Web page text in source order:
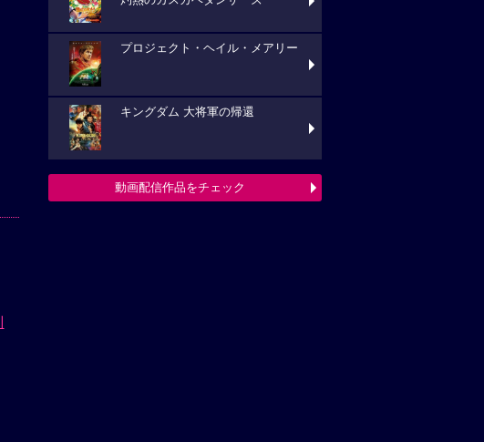
プロジェクト・ヘイル・メアリー
キングダム 大将軍の帰還
動画配信作品をチェック